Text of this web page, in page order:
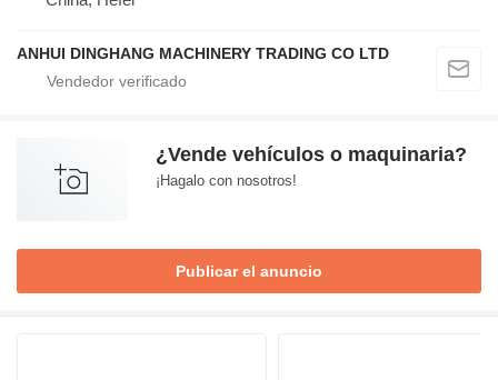
ANHUI DINGHANG MACHINERY TRADING CO LTD
¿Vende vehículos o maquinaria?
¡Hagalo con nosotros!
Publicar el anuncio